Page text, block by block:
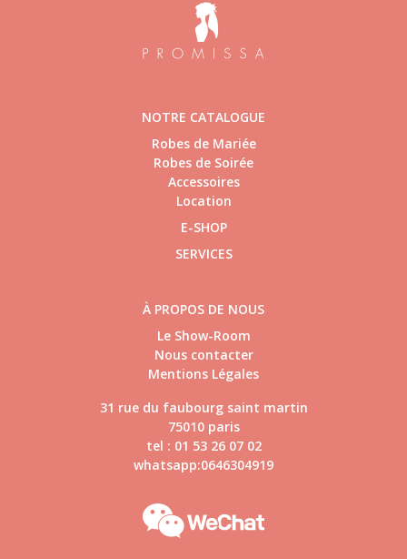
NOTRE CATALOGUE
Robes de Mariée
Robes de Soirée
Accessoires
Location
E-SHOP
SERVICES
À PROPOS DE NOUS
Le Show-Room
Nous contacter
Mentions Légales
31 rue du faubourg saint martin
75010 paris
tel : 01 53 26 07 02
whatsapp:0646304919